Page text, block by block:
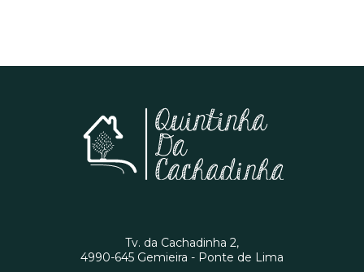
Tv. da Cachadinha 2,
4990-645 Gemieira - Ponte de Lima